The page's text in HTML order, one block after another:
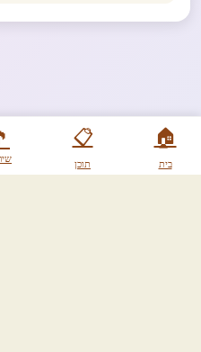
🏠
בית
📋
תוכן